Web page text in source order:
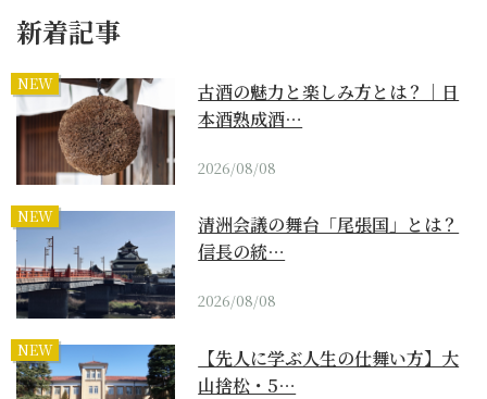
新着記事
NEW
古酒の魅力と楽しみ方とは？｜日
本酒熟成酒…
2026/08/08
NEW
清洲会議の舞台「尾張国」とは？
信長の統…
2026/08/08
NEW
【先人に学ぶ人生の仕舞い方】大
山捨松・5…